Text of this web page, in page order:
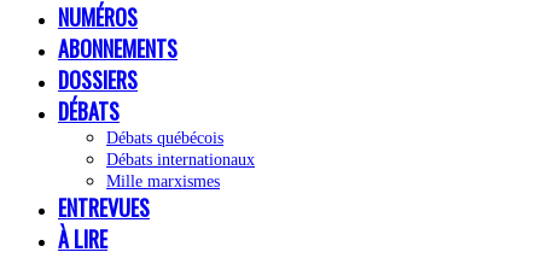
NUMÉROS
ABONNEMENTS
DOSSIERS
DÉBATS
Débats québécois
Débats internationaux
Mille marxismes
ENTREVUES
À LIRE